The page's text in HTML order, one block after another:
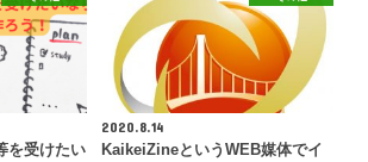
を受けたい
2020.8.14
KaikeiZineというWEB媒体でイ